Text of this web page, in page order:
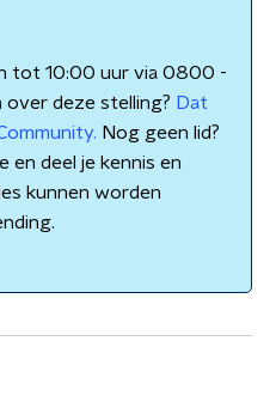
tot 10:00 uur via 0800 -
over deze stelling? Dat
Nog geen lid?
en deel je kennis en
kunnen worden